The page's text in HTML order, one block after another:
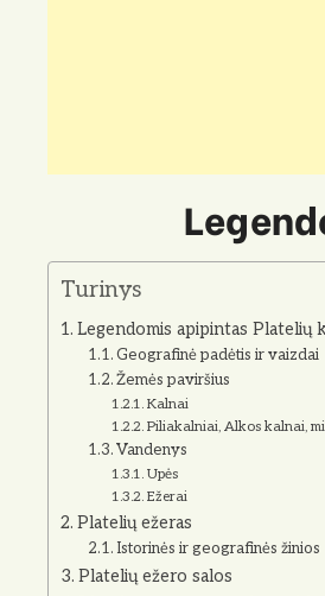
Turinys
Legendomis apipintas Platelių
Geografinė padėtis ir vaizdai
Žemės paviršius
Kalnai
Piliakalniai, Alkos kalnai,
Vandenys
Upės
Ežerai
Platelių ežeras
Istorinės ir geografinės žinios
Platelių ežero salos